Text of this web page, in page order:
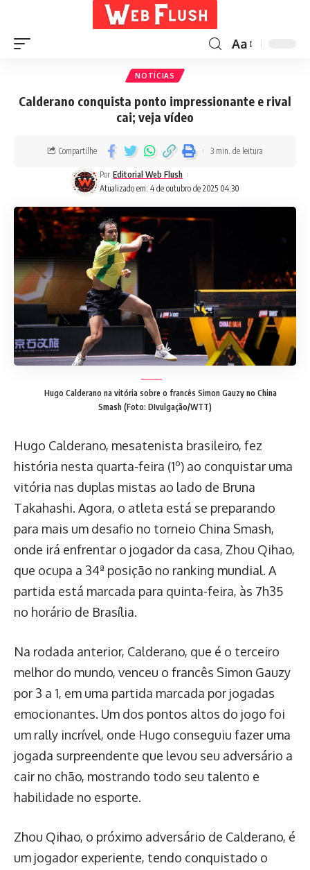
Aa
NOTÍCIAS
Calderano conquista ponto impressionante e rival
cai; veja vídeo
Atualizado em: 4 de outubro de 2025 04:30
Por Editorial Web Flush
Compartilhe 3 min. de leitura
Hugo Calderano na vitória sobre o francês Simon Gauzy no China
Smash (Foto: DIvulgação/WTT)
Hugo Calderano, mesatenista brasileiro, fez
história nesta quarta-feira (1º) ao conquistar uma
vitória nas duplas mistas ao lado de Bruna
Takahashi. Agora, o atleta está se preparando
para mais um desafio no torneio China Smash,
onde irá enfrentar o jogador da casa, Zhou Qihao,
que ocupa a 34ª posição no ranking mundial. A
partida está marcada para quinta-feira, às 7h35
no horário de Brasília.
Na rodada anterior, Calderano, que é o terceiro
melhor do mundo, venceu o francês Simon Gauzy
por 3 a 1, em uma partida marcada por jogadas
emocionantes. Um dos pontos altos do jogo foi
um rally incrível, onde Hugo conseguiu fazer uma
jogada surpreendente que levou seu adversário a
cair no chão, mostrando todo seu talento e
habilidade no esporte.
Zhou Qihao, o próximo adversário de Calderano, é
um jogador experiente, tendo conquistado o